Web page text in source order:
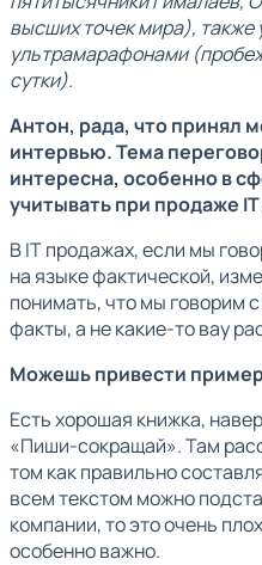
высших точек мира), также
ультрамарафонами
сутки).
Антон, рада, что принял
интервью. Тема
интересна, особенно в
учитывать при продаже IT
В IT продажах, если мы
на языке фактической,
понимать, что мы говорим
факты, а не какие-то вау
Можешь привести
Есть хорошая книжка,
«Пиши-сокращай». Там
том как правильно
всем текстом можно
компании, то это очень
особенно важно.